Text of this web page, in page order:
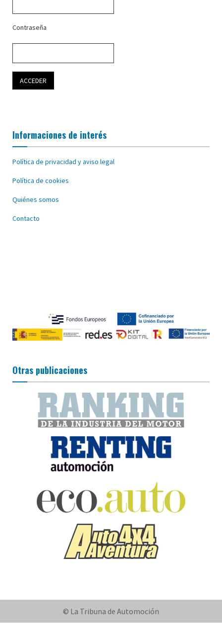
Contraseña
Informaciones de interés
Política de privacidad y aviso legal
Política de cookies
Quiénes somos
Contacto
Otras publicaciones
© La Tribuna de Automoción